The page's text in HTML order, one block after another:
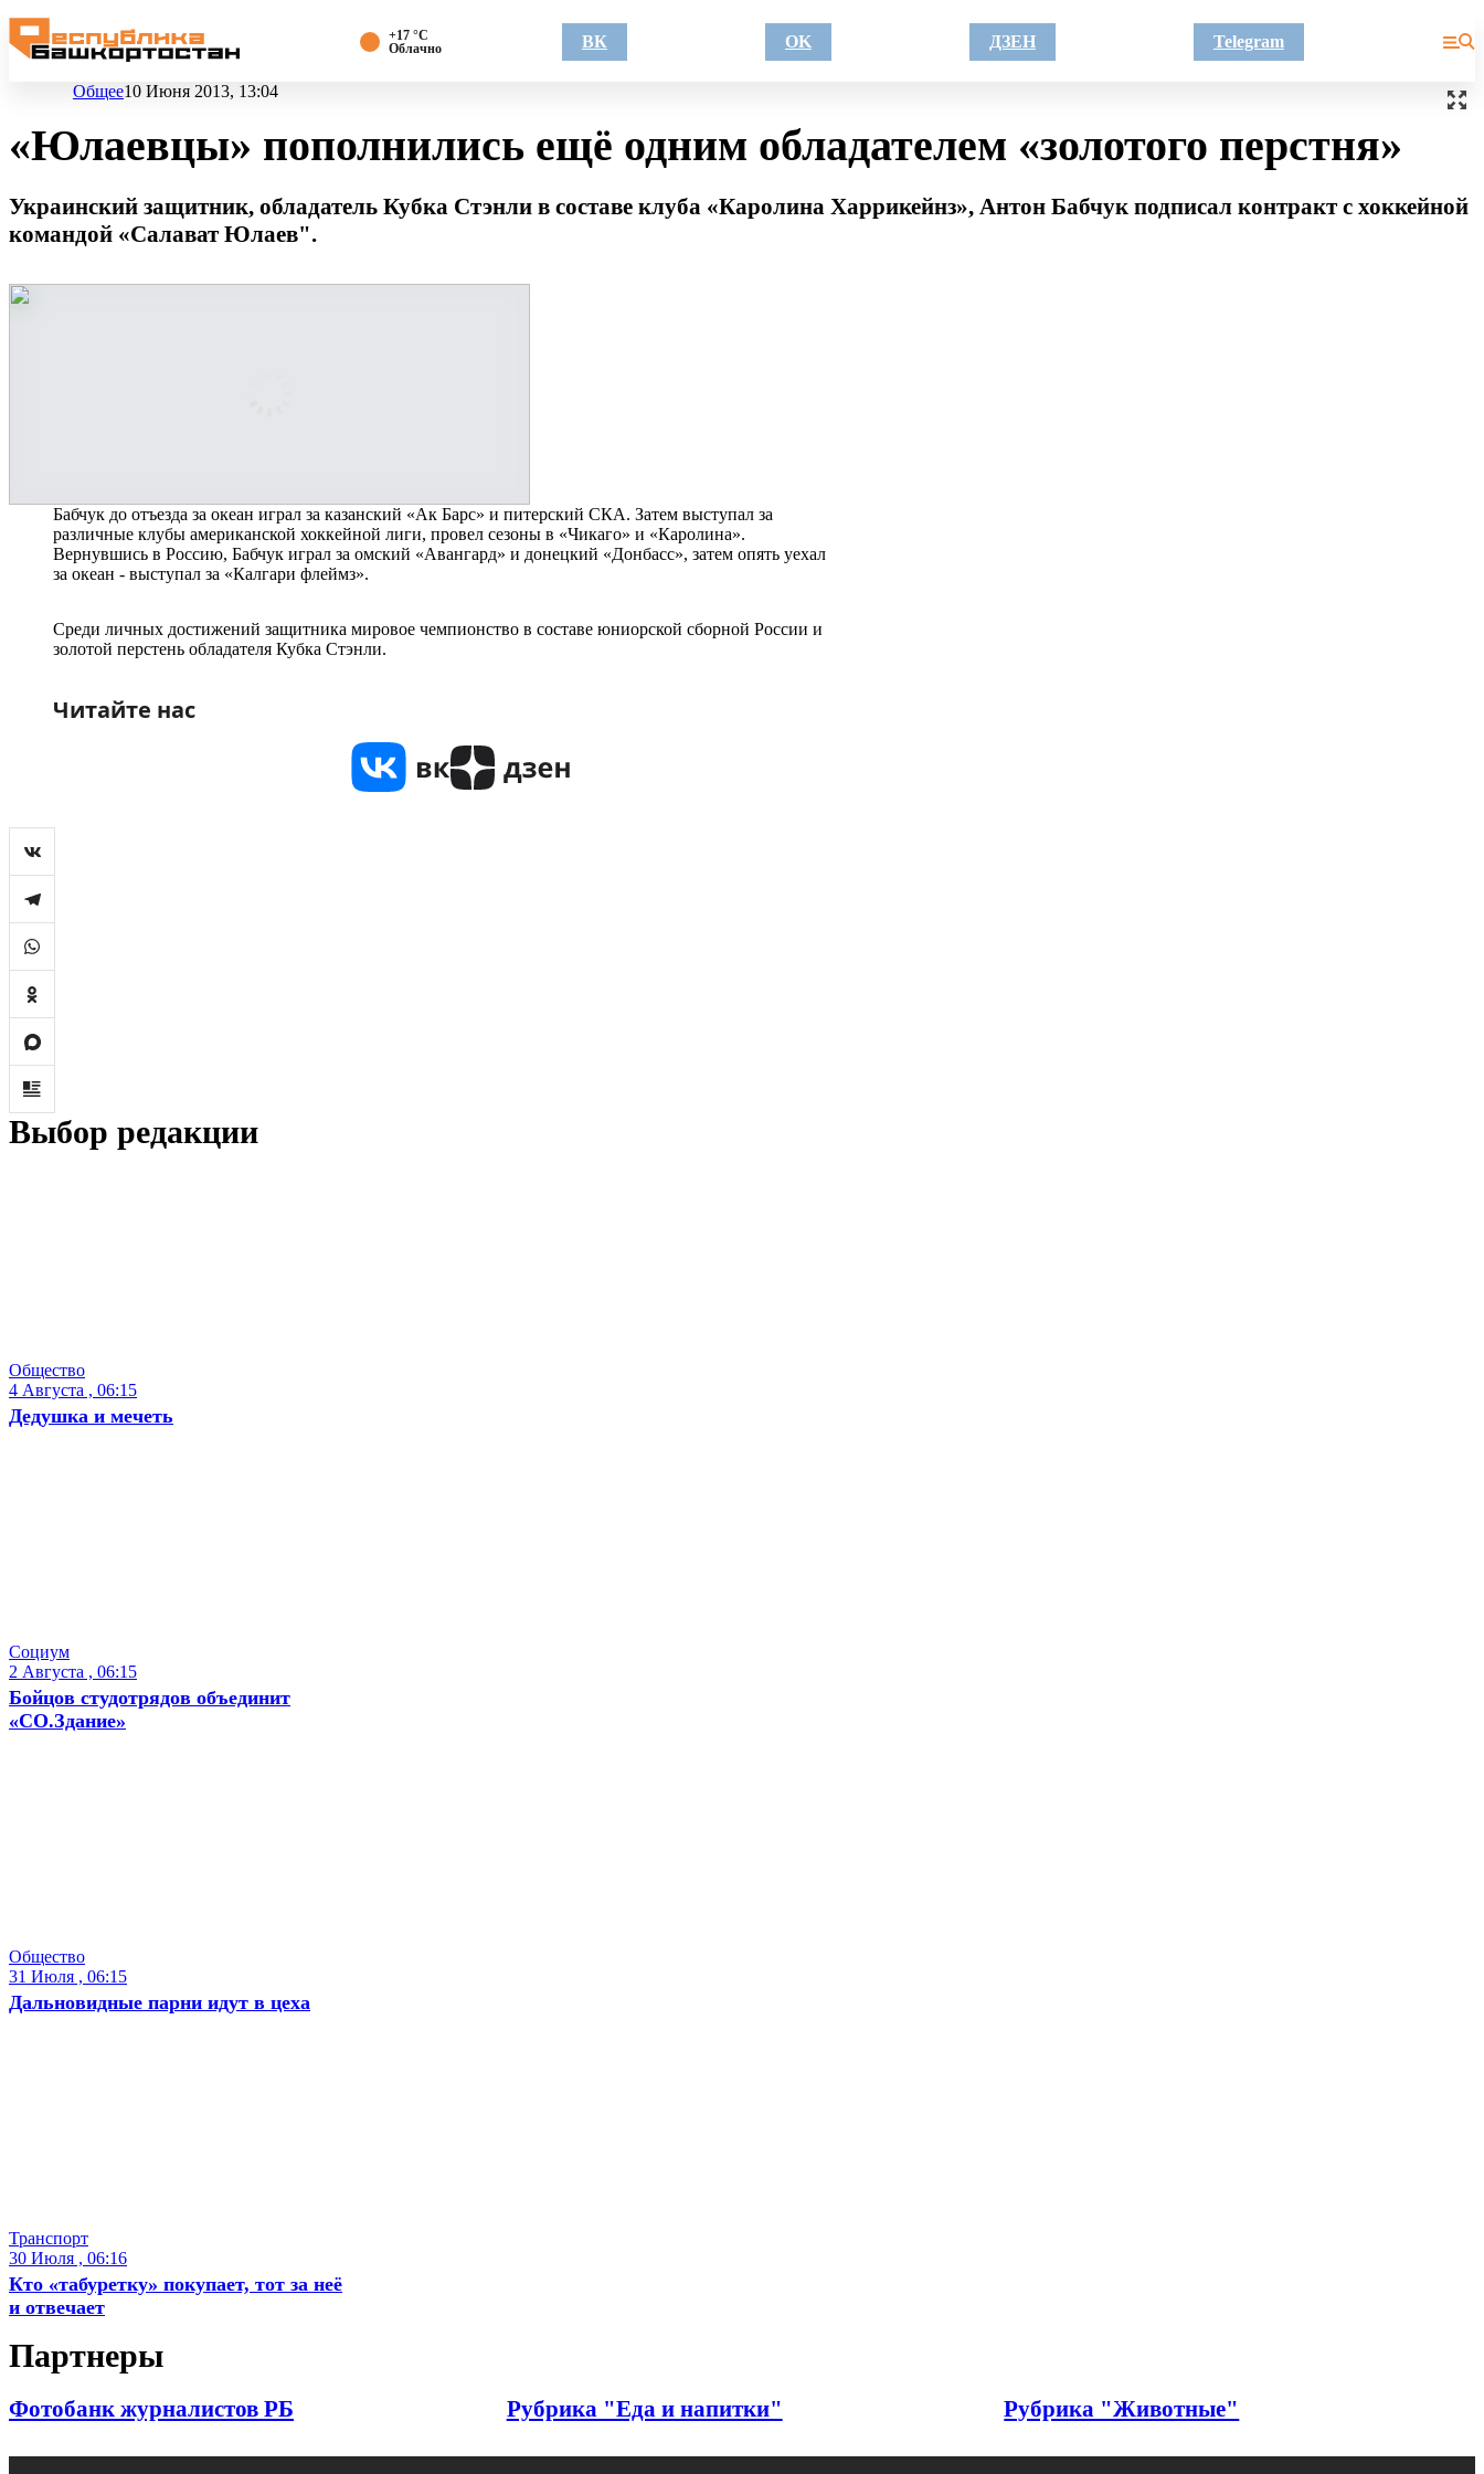
+17 °С
Облачно
ВК OK ДЗЕН Telegram
Общее10 Июня 2013, 13:04
«Юлаевцы» пополнились ещё одним обладателем «золотого перстня»
Украинский защитник, обладатель Кубка Стэнли в составе клуба «Каролина Харрикейнз», Антон Бабчук подписал контракт c хоккейной
командой «Салават Юлаев".
Бабчук до отъезда за океан играл за казанский «Ак Барс» и питерский СКА. Затем выступал за
различные клубы американской хоккейной лиги, провел сезоны в «Чикаго» и «Каролина».
Вернувшись в Россию, Бабчук играл за омский «Авангард» и донецкий «Донбасс», затем опять уехал
за океан - выступал за «Калгари флеймз».
Среди личных достижений защитника мировое чемпионство в составе юниорской сборной России и
золотой перстень обладателя Кубка Стэнли.
Читайте нас
Выбор редакции
Общество
4 Августа , 06:15
Дедушка и мечеть
Cоциум
2 Августа , 06:15
Бойцов студотрядов объединит
«СО.Здание»
Общество
31 Июля , 06:15
Дальновидные парни идут в цеха
Транспорт
30 Июля , 06:16
Кто «табуретку» покупает, тот за неё
и отвечает
Партнеры
Фотобанк журналистов РБ Рубрика "Еда и напитки" Рубрика "Животные"